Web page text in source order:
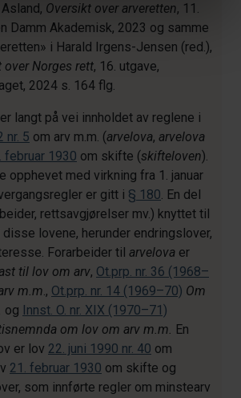
Oversikt over arveretten, 11.
Damm Akademisk, 2023 og samme
i Harald Irgens-Jensen (red.),
Norges rett, 16. utgave,
2024 s. 164 flg.
langt på vei innholdet av reglene i
nr. 5 om arv m.m. (arvelova, arvelova
februar 1930 om skifte (skifteloven).
opphevet med virkning fra 1. januar
er gitt i § 180. En del
rettsavgjørelser mv.) knyttet til
lovene, herunder endringslover,
Forarbeider til arvelova er
til lov om arv, Ot.prp. nr. 36 (1968–
m.m., Ot.prp. nr. 14 (1969–70) Om
og Innst. O. nr. XIX (1970–71)
om lov om arv m.m. En
er lov 22. juni 1990 nr. 40 om
21. februar 1930 om skifte og
som innførte regler om minstearv